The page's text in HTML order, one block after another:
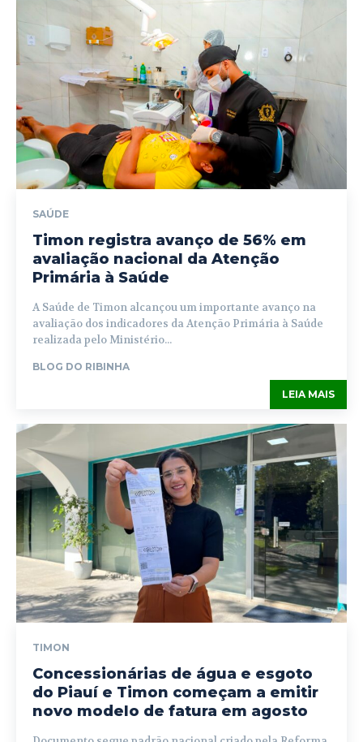
SAÚDE
Timon registra avanço de 56% em
avaliação nacional da Atenção
Primária à Saúde
A Saúde de Timon alcançou um importante avanço na
avaliação dos indicadores da Atenção Primária à Saúde
realizada pelo Ministério...
BLOG DO RIBINHA
LEIA MAIS
TIMON
Concessionárias de água e esgoto
do Piauí e Timon começam a emitir
novo modelo de fatura em agosto